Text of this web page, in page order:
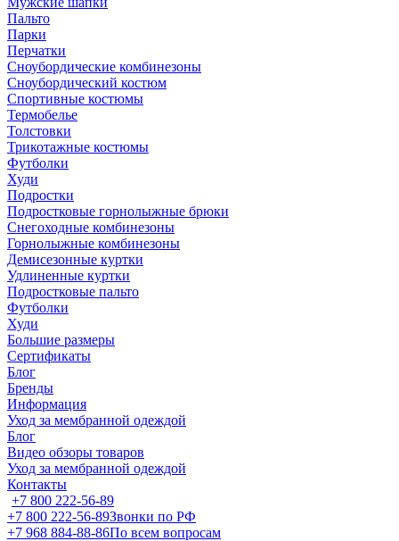
Пальто
Парки
Перчатки
Сноубордические комбинезоны
Сноубордический костюм
Спортивные костюмы
Термобелье
Толстовки
Трикотажные костюмы
Футболки
Худи
Подростки
Подростковые горнолыжные брюки
Снегоходные комбинезоны
Горнолыжные комбинезоны
Демисезонные куртки
Удлиненные куртки
Подростковые пальто
Футболки
Худи
Большие размеры
Сертификаты
Блог
Бренды
Информация
Уход за мембранной одеждой
Блог
Видео обзоры товаров
Уход за мембранной одеждой
Контакты
+7 800 222-56-89
+7 800 222-56-89Звонки по РФ
+7 968 884-88-86По всем вопросам